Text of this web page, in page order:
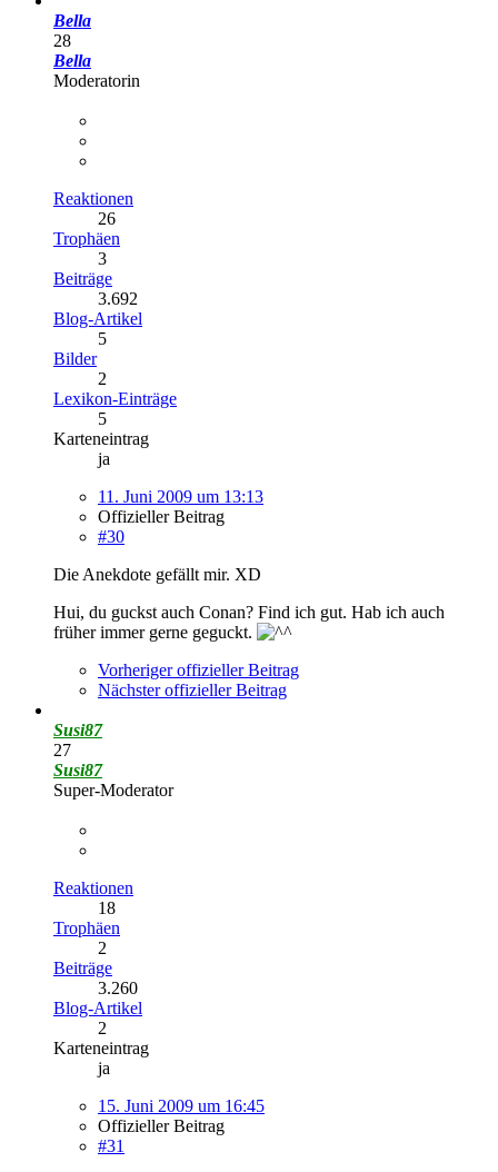
Bella
28
Bella
Moderatorin
Reaktionen
26
Trophäen
3
Beiträge
3.692
Blog-Artikel
5
Bilder
2
Lexikon-Einträge
5
Karteneintrag
ja
11. Juni 2009 um 13:13
Offizieller Beitrag
#30
Die Anekdote gefällt mir. XD
Hui, du guckst auch Conan? Find ich gut. Hab ich auch
früher immer gerne geguckt.
Vorheriger offizieller Beitrag
Nächster offizieller Beitrag
Susi87
27
Susi87
Super-Moderator
Reaktionen
18
Trophäen
2
Beiträge
3.260
Blog-Artikel
2
Karteneintrag
ja
15. Juni 2009 um 16:45
Offizieller Beitrag
#31